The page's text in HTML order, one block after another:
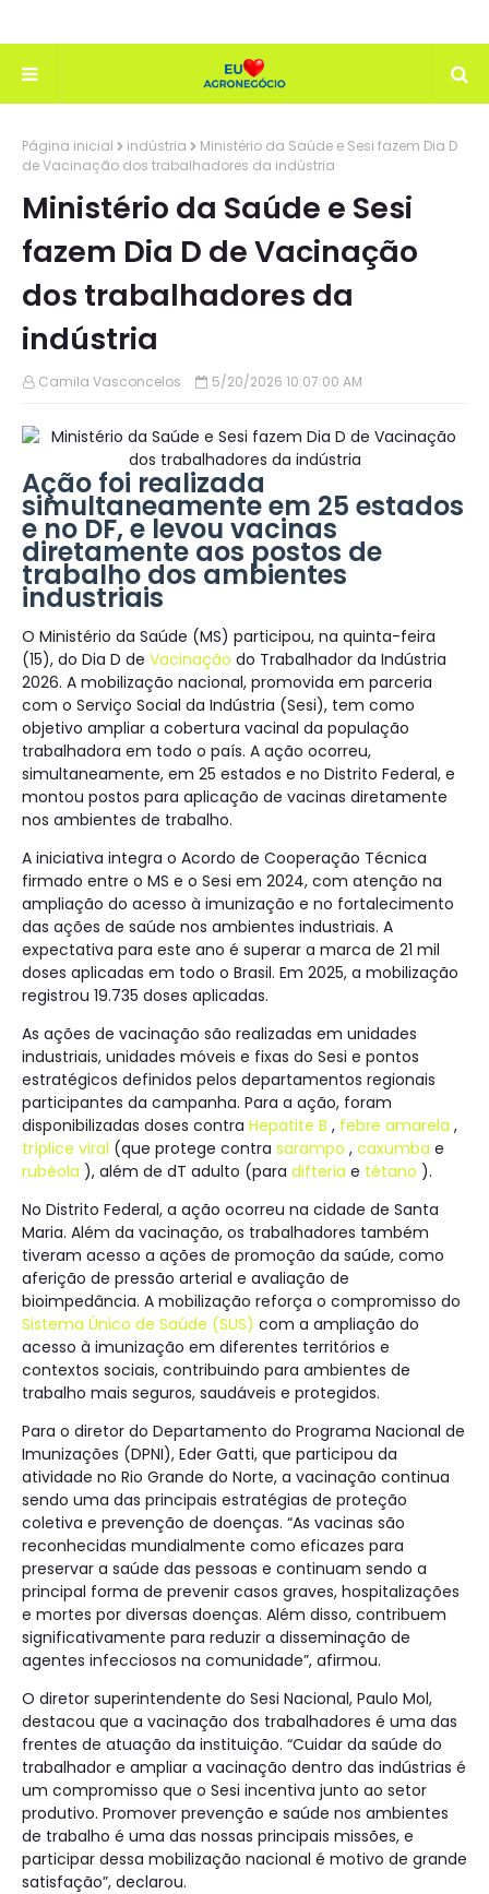
Página inicial indústria
Ministério da Saúde e Sesi fazem Dia D
de Vacinação dos trabalhadores da indústria
Ministério da Saúde e Sesi
fazem Dia D de Vacinação
dos trabalhadores da
indústria
Camila Vasconcelos 5/20/2026 10:07:00 AM
Ação foi realizada
simultaneamente em 25 estados
e no DF, e levou vacinas
diretamente aos postos de
trabalho dos ambientes
industriais
O Ministério da Saúde (MS) participou, na quinta-feira
(15), do Dia D de Vacinação do Trabalhador da Indústria
2026. A mobilização nacional, promovida em parceria
com o Serviço Social da Indústria (Sesi), tem como
objetivo ampliar a cobertura vacinal da população
trabalhadora em todo o país. A ação ocorreu,
simultaneamente, em 25 estados e no Distrito Federal, e
montou postos para aplicação de vacinas diretamente
nos ambientes de trabalho.
A iniciativa integra o Acordo de Cooperação Técnica
firmado entre o MS e o Sesi em 2024, com atenção na
ampliação do acesso à imunização e no fortalecimento
das ações de saúde nos ambientes industriais. A
expectativa para este ano é superar a marca de 21 mil
doses aplicadas em todo o Brasil. Em 2025, a mobilização
registrou 19.735 doses aplicadas.
As ações de vacinação são realizadas em unidades
industriais, unidades móveis e fixas do Sesi e pontos
estratégicos definidos pelos departamentos regionais
participantes da campanha. Para a ação, foram
disponibilizadas doses contra Hepatite B , febre amarela ,
tríplice viral (que protege contra sarampo , caxumba e
rubéola ), além de dT adulto (para difteria e tétano ).
No Distrito Federal, a ação ocorreu na cidade de Santa
Maria. Além da vacinação, os trabalhadores também
tiveram acesso a ações de promoção da saúde, como
aferição de pressão arterial e avaliação de
bioimpedância. A mobilização reforça o compromisso do
Sistema Único de Saúde (SUS) com a ampliação do
acesso à imunização em diferentes territórios e
contextos sociais, contribuindo para ambientes de
trabalho mais seguros, saudáveis e protegidos.
Para o diretor do Departamento do Programa Nacional de
Imunizações (DPNI), Eder Gatti, que participou da
atividade no Rio Grande do Norte, a vacinação continua
sendo uma das principais estratégias de proteção
coletiva e prevenção de doenças. “As vacinas são
reconhecidas mundialmente como eficazes para
preservar a saúde das pessoas e continuam sendo a
principal forma de prevenir casos graves, hospitalizações
e mortes por diversas doenças. Além disso, contribuem
significativamente para reduzir a disseminação de
agentes infecciosos na comunidade”, afirmou.
O diretor superintendente do Sesi Nacional, Paulo Mol,
destacou que a vacinação dos trabalhadores é uma das
frentes de atuação da instituição. “Cuidar da saúde do
trabalhador e ampliar a vacinação dentro das indústrias é
um compromisso que o Sesi incentiva junto ao setor
produtivo. Promover prevenção e saúde nos ambientes
de trabalho é uma das nossas principais missões, e
participar dessa mobilização nacional é motivo de grande
satisfação”, declarou.